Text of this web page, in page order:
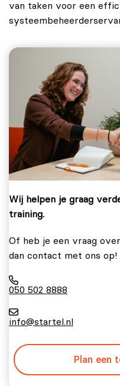
van taken voor een
Wij helpen je graag
training.
Of heb je een vraag
dan contact met ons op!
050 502 8888
info@startel.nl
Plan een